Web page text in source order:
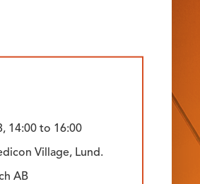
14:00 to 16:00
Village, Lund.
AB